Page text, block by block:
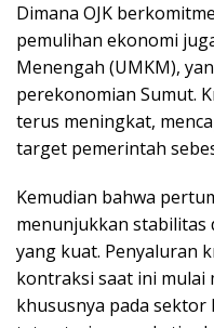
Dimana OJK
pemulihan ekonomi
Menengah (UMKM),
perekonomian Sumut.
terus meningkat,
target pemerintah
Kemudian bahwa
menunjukkan stabilitas
yang kuat. Penyaluran
kontraksi saat ini mulai
khususnya pada sektor